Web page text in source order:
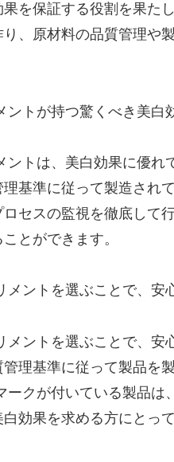
を保証する役割を果た
、原材料の品質管理や
トが持つ驚くべき美白
ントは、美白効果に優
基準に従って製造され
セスの監視を徹底して
とができます。
メントを選ぶことで、安
メントを選ぶことで、
理基準に従って製品を
ークが付いている製品
効果を求める方にとっ